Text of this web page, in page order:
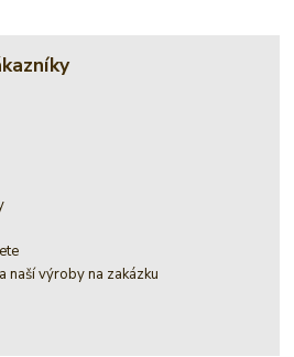
naší výroby na zakázku